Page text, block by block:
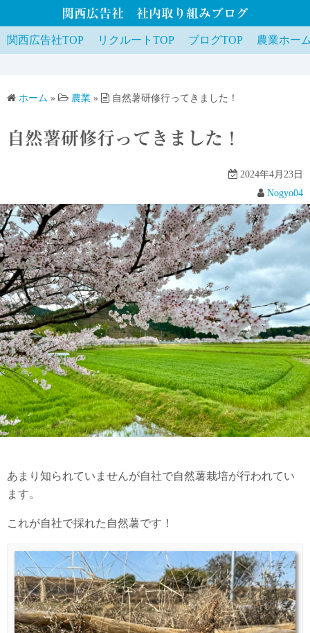
関西広告社 社内取り組みブログ
関西広告社TOP リクルートTOP ブログTOP 農業ホー
ホーム » 農業 » 自然薯研修行ってきました！
自然薯研修行ってきました！
2024年4月23日
Nogyo04
あまり知られていませんが自社で自然薯栽培が行われてい
ます。
これが自社で採れた自然薯です！